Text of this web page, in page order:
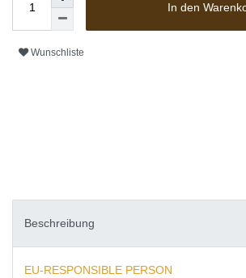
In den
Wunschliste
Beschreibung
EU-RESPONSIBLE PERSON